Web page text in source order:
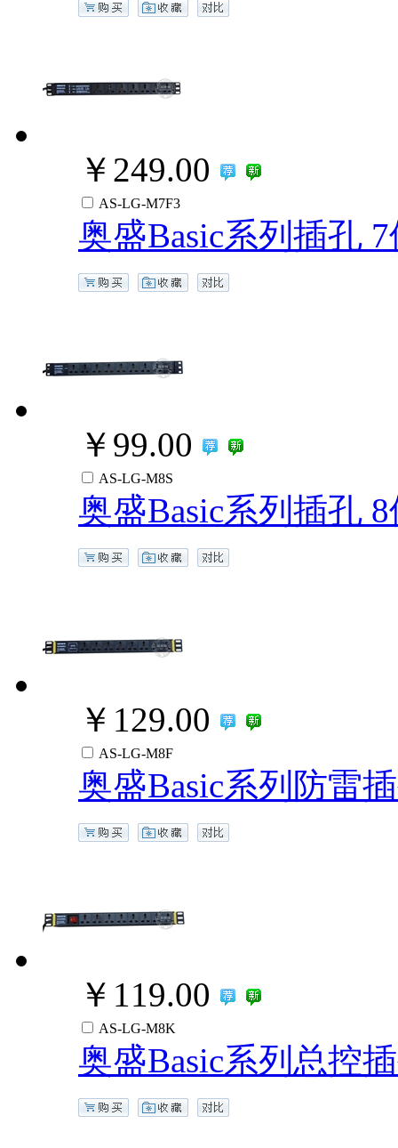
￥249.00
AS-LG-M7F3
奥盛Basic系列插孔
￥99.00
AS-LG-M8S
奥盛Basic系列插孔
￥129.00
AS-LG-M8F
奥盛Basic系列防雷
￥119.00
AS-LG-M8K
奥盛Basic系列总控